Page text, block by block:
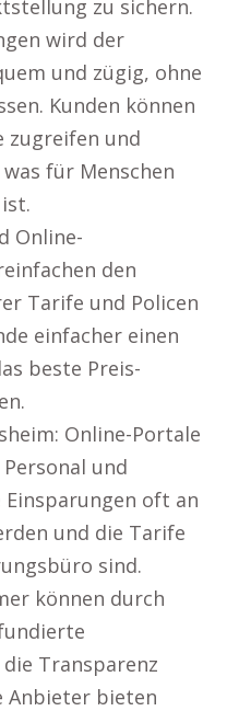
zu sichern.
wird der
und zügig, ohne
Kunden können
zugreifen und
für Menschen
Online-
den
Tarife und Policen
einfacher einen
beste Preis-
Online-Portale
und
oft an
und die Tarife
sind.
können durch
Transparenz
Anbieter bieten